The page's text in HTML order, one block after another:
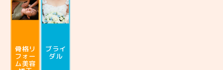
骨格リ
フォー
ム美容
ブライ
ダル